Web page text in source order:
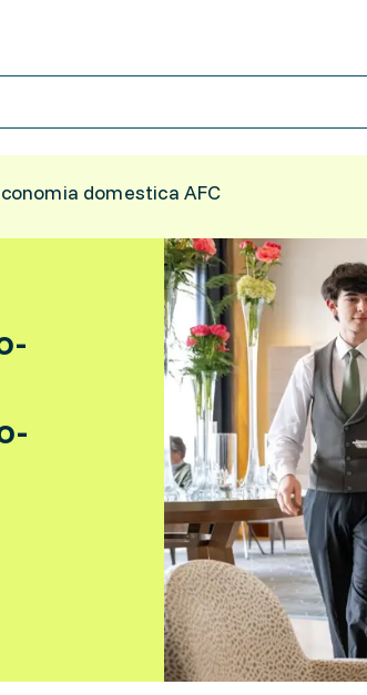
domestica AFC